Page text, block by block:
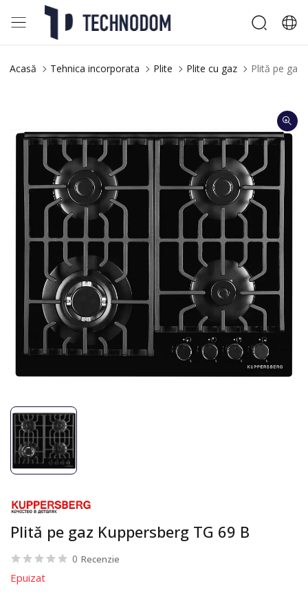
Acasă Tehnica incorporata Plite Plite cu gaz Plită pe gaz
Plită pe gaz Kuppersberg TG 69 B
0 Recenzie
Epuizat